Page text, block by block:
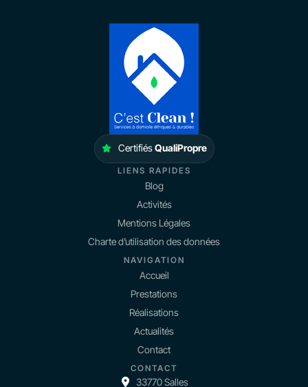
CertifiésQualiPropre
LIENS RAPIDES
Blog
Activités
Mentions Légales
Charte d’utilisation des données
NAVIGATION
Accueil
Prestations
Réalisations
Actualités
Contact
CONTACT
33770 Salles